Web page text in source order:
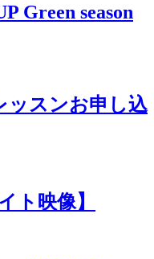
Green season
ッスンお申し込
ト映像】